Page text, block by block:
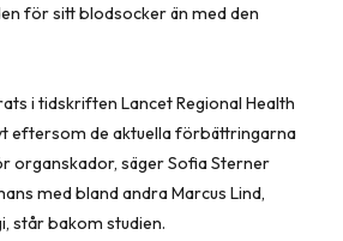
för sitt blodsocker än med den
i tidskriften Lancet Regional Health
eftersom de aktuella förbättringarna
organskador, säger Sofia Sterner
med bland andra Marcus Lind,
står bakom studien.